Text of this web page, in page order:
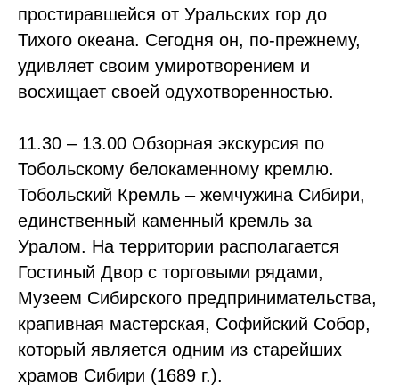
простиравшейся от Уральских гор до
Тихого океана. Сегодня он, по-прежнему,
удивляет своим умиротворением и
восхищает своей одухотворенностью.
11.30 – 13.00 Обзорная экскурсия по
Тобольскому белокаменному кремлю.
Тобольский Кремль – жемчужина Сибири,
единственный каменный кремль за
Уралом. На территории располагается
Гостиный Двор с торговыми рядами,
Музеем Сибирского предпринимательства,
крапивная мастерская, Софийский Собор,
который является одним из старейших
храмов Сибири (1689 г.).